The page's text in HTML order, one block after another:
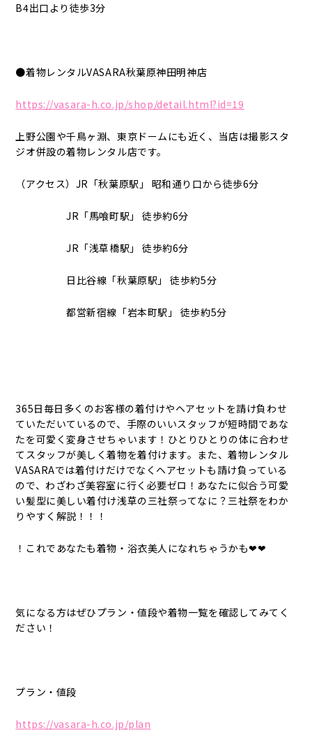
B4出口より徒歩3分
●着物レンタルVASARA秋葉原神田明神店
https://vasara-h.co.jp/shop/detail.html?id=19
上野公園や千鳥ヶ淵、東京ドームにも近く、当店は撮影スタ
ジオ併設の着物レンタル店です。
（アクセス）JR「秋葉原駅」 昭和通り口から徒歩6分
JR「馬喰町駅」 徒歩約6分
JR「浅草橋駅」 徒歩約6分
日比谷線「秋葉原駅」 徒歩約5分
都営新宿線「岩本町駅」 徒歩約5分
365日毎日多くのお客様の着付けやヘアセットを請け負わせ
ていただいているので、手際のいいスタッフが短時間であな
たを可愛く変身させちゃいます！ひとりひとりの体に合わせ
てスタッフが美しく着物を着付けます。また、着物レンタル
VASARAでは着付けだけでなくヘアセットも請け負っている
ので、わざわざ美容室に行く必要ゼロ！あなたに似合う可愛
い髪型に美しい着付け浅草の三社祭ってなに？三社祭をわか
りやすく解説！！！
！これであなたも着物・浴衣美人になれちゃうかも❤❤
気になる方はぜひプラン・値段や着物一覧を確認してみてく
ださい！
プラン・値段
https://vasara-h.co.jp/plan